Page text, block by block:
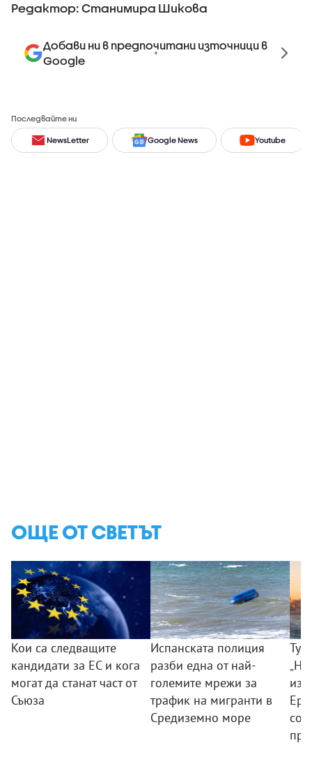
Редактор: Станимира Шикова
Добави ни в предпочитани източници в
Google
Последвайте ни
NewsLetter Google News Youtube
ОЩЕ ОТ СВЕТЪТ
Кои са следващите
кандидати за ЕС и кога
могат да станат част от
Съюза
Испанската полиция
разби една от най-
големите мрежи за
трафик на мигранти в
Средиземно море